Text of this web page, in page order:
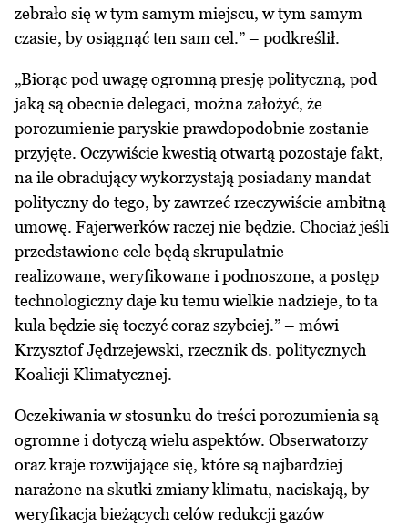
zebrało się w tym samym miejscu, w tym samym
czasie, by osiągnąć ten sam cel.” – podkreślił.
„Biorąc pod uwagę ogromną presję polityczną, pod
jaką są obecnie delegaci, można założyć, że
porozumienie paryskie prawdopodobnie zostanie
przyjęte. Oczywiście kwestią otwartą pozostaje fakt,
na ile obradujący wykorzystają posiadany mandat
polityczny do tego, by zawrzeć rzeczywiście ambitną
umowę. Fajerwerków raczej nie będzie. Chociaż jeśli
przedstawione cele będą skrupulatnie
realizowane, weryfikowane i podnoszone, a postęp
technologiczny daje ku temu wielkie nadzieje, to ta
kula będzie się toczyć coraz szybciej.” – mówi
Krzysztof Jędrzejewski, rzecznik ds. politycznych
Koalicji Klimatycznej.
Oczekiwania w stosunku do treści porozumienia są
ogromne i dotyczą wielu aspektów. Obserwatorzy
oraz kraje rozwijające się, które są najbardziej
narażone na skutki zmiany klimatu, naciskają, by
weryfikacja bieżących celów redukcji gazów